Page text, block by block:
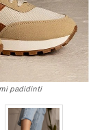
padidinti